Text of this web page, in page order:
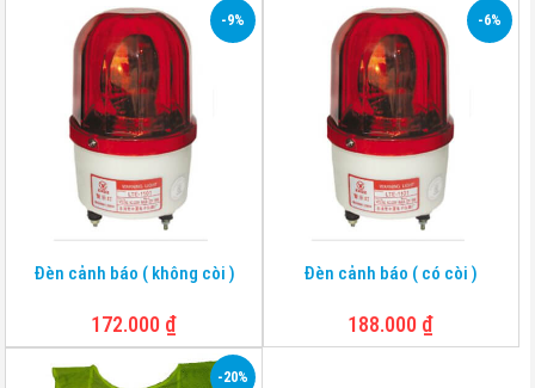
-9%
Đèn cảnh báo ( không còi )
172.000 ₫
-6%
Đèn cảnh báo ( có còi )
188.000 ₫
-20%